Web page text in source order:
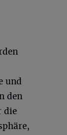
und
den
die